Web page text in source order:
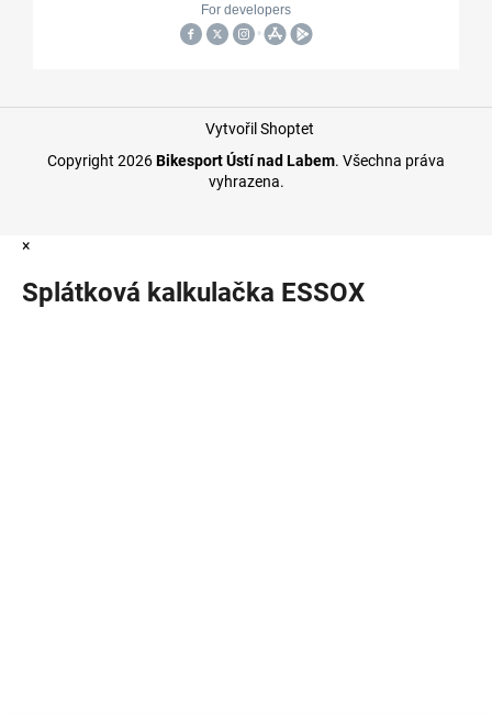
Vytvořil Shoptet
Copyright 2026Bikesport Ústí nad Labem. Všechna práva
vyhrazena.
×
Splátková kalkulačka ESSOX